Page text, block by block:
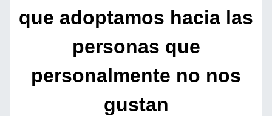
que adoptamos hacia las
personas que
personalmente no nos
gustan